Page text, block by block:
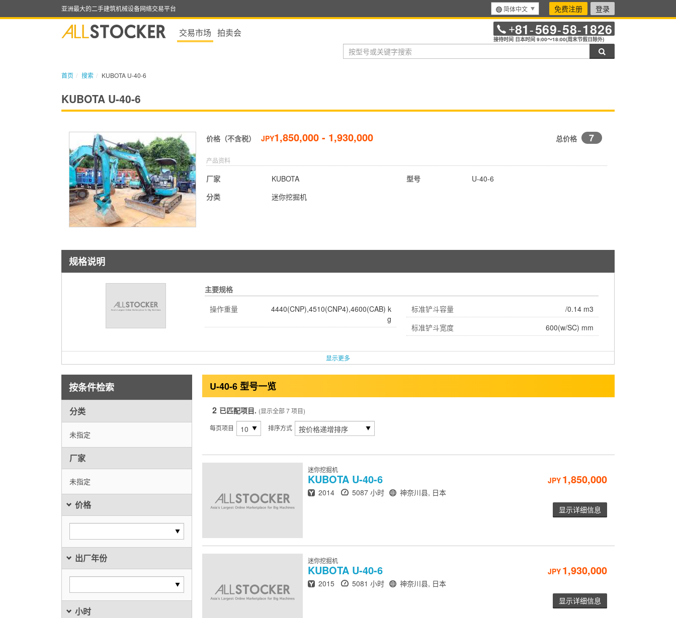
亚洲最大的二手建筑机械设备网络交易平台 简体中文 免费注册 登录
交易市场 拍卖会 +81-569-58-1826
接待时间 日本时间 9:00～18:00(周末节假日除外)
首页 搜索 KUBOTA U-40-6
KUBOTA U-40-6
价格（不含税） JPY1,850,000 - 1,930,000 总价格 7
产品资料
厂家
KUBOTA
分类
迷你挖掘机
型号 U-40-6
规格说明
主要规格
操作重量
4440(CNP),4510(CNP4),4600(CAB) k
g
标准铲斗容量
/0.14 m3
标准铲斗宽度
600(w/SC) mm
显示更多
按条件检索
分类
未指定
厂家
未指定
价格
出厂年份
小时
U-40-6 型号一览
2 已匹配项目. (显示全部 7 项目)
每页项目
排序方式
迷你挖掘机
KUBOTA U-40-6 JPY 1,850,000
出厂年份
2014 小时
5087 小时 地点
神奈川县, 日本
显示详细信息
迷你挖掘机
KUBOTA U-40-6 JPY 1,930,000
出厂年份
2015 小时
5081 小时 地点
神奈川县, 日本
显示详细信息